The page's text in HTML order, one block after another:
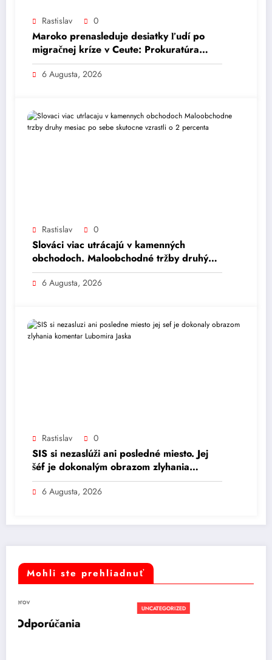
Rastislav 0
Maroko prenasleduje desiatky ľudí po
migračnej kríze v Ceute: Prokuratúra
obvinila 86 osôb
6 Augusta, 2026
Rastislav 0
Slováci viac utrácajú v kamenných
obchodoch. Maloobchodné tržby druhý
mesiac po sebe skutočne vzrástli o 2
percentá.
6 Augusta, 2026
Rastislav 0
SIS si nezaslúži ani posledné miesto. Jej
šéf je dokonalým obrazom zlyhania
(komentár Ľubomíra Jaška)
6 Augusta, 2026
Mohli ste prehliadnuť
Počasie na pondelok: Dážď, silný vietor a